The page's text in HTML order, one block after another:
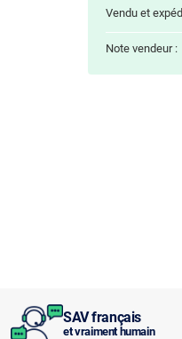
SAV français
et vraiment humain
Vendu et
Note vendeur :